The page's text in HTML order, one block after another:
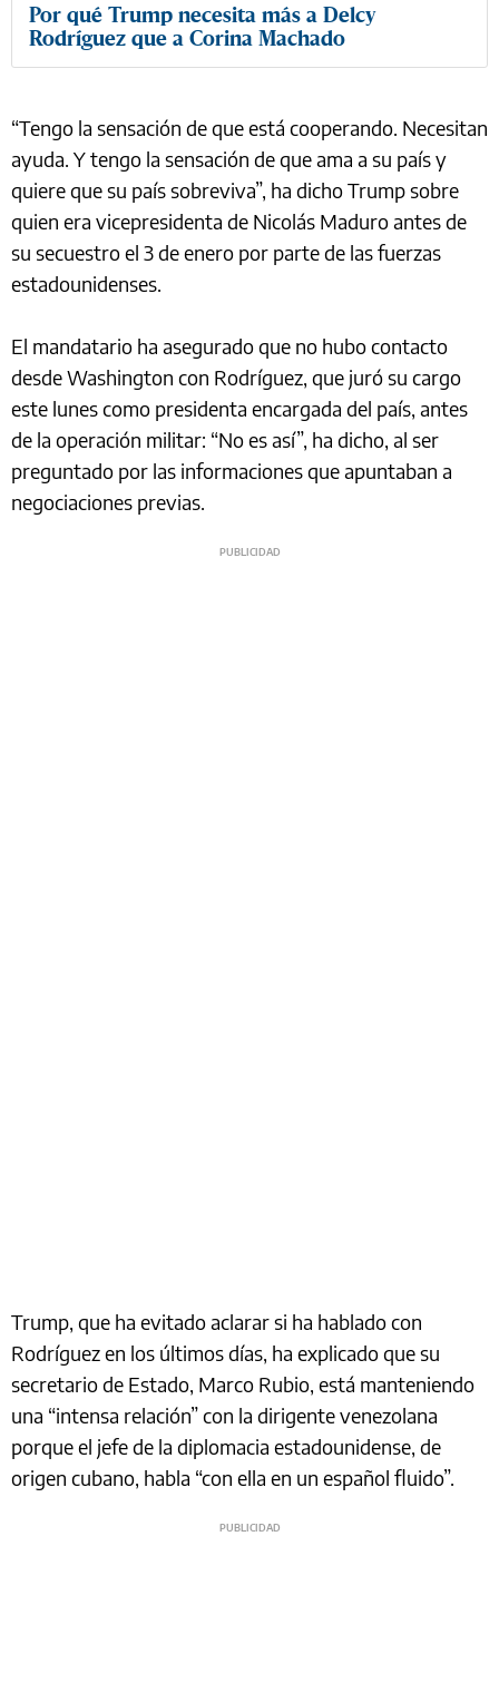
Por qué Trump necesita más a Delcy
Rodríguez que a Corina Machado
“Tengo la sensación de que está cooperando. Necesitan
ayuda. Y tengo la sensación de que ama a su país y
quiere que su país sobreviva”, ha dicho Trump sobre
quien era vicepresidenta de Nicolás Maduro antes de
su secuestro el 3 de enero por parte de las fuerzas
estadounidenses.
El mandatario ha asegurado que no hubo contacto
desde Washington con Rodríguez, que juró su cargo
este lunes como presidenta encargada del país, antes
de la operación militar: “No es así”, ha dicho, al ser
preguntado por las informaciones que apuntaban a
negociaciones previas.
Trump, que ha evitado aclarar si ha hablado con
Rodríguez en los últimos días, ha explicado que su
secretario de Estado, Marco Rubio, está manteniendo
una “intensa relación” con la dirigente venezolana
porque el jefe de la diplomacia estadounidense, de
origen cubano, habla “con ella en un español fluido”.